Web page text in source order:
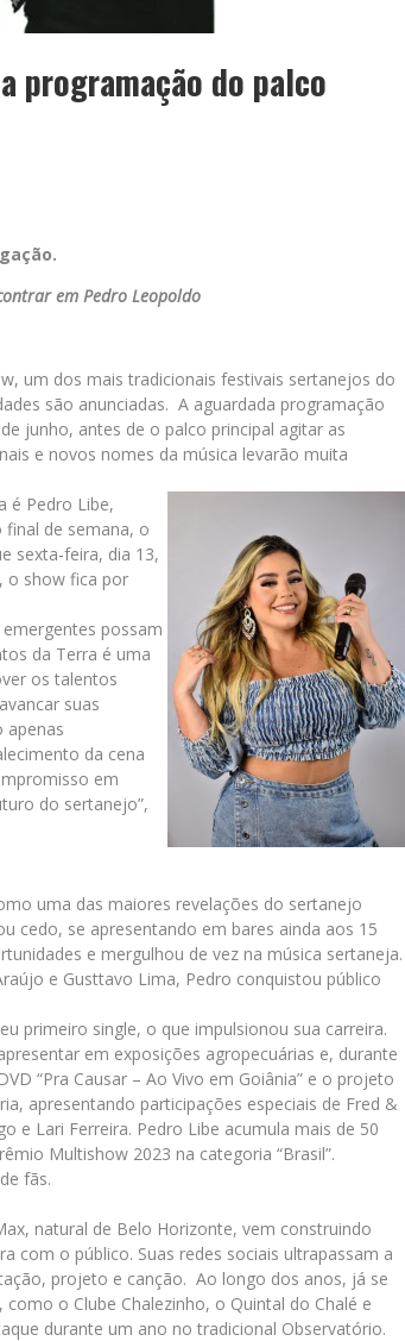
programação do palco
em Pedro Leopoldo
um dos mais tradicionais festivais sertanejos do
são anunciadas. A aguardada programação
junho, antes de o palco principal agitar as
e novos nomes da música levarão muita
é Pedro Libe,
final de semana, o
sexta-feira, dia 13,
o show fica por
possam
da Terra é uma
os talentos
suas
apenas
da cena
em
do sertanejo”,
uma das maiores revelações do sertanejo
cedo, se apresentando em bares ainda aos 15
e mergulhou de vez na música sertaneja.
e Gusttavo Lima, Pedro conquistou público
primeiro single, o que impulsionou sua carreira.
em exposições agropecuárias e, durante
“Pra Causar – Ao Vivo em Goiânia” e o projeto
apresentando participações especiais de Fred &
e Lari Ferreira. Pedro Libe acumula mais de 50
Multishow 2023 na categoria “Brasil”.
fãs.
natural de Belo Horizonte, vem construindo
com o público. Suas redes sociais ultrapassam a
projeto e canção. Ao longo dos anos, já se
o Clube Chalezinho, o Quintal do Chalé e
durante um ano no tradicional Observatório.